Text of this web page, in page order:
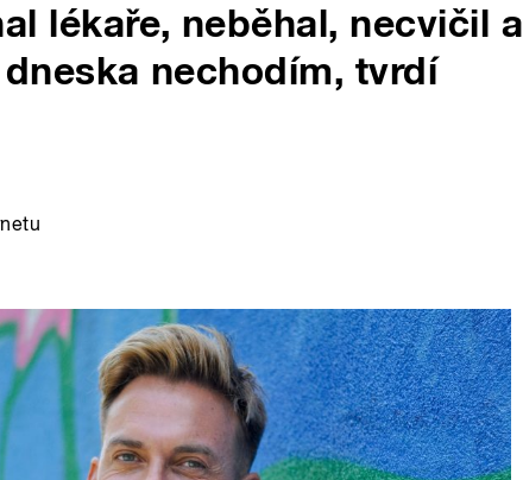
lékaře, neběhal, necvičil a
nechodím, tvrdí